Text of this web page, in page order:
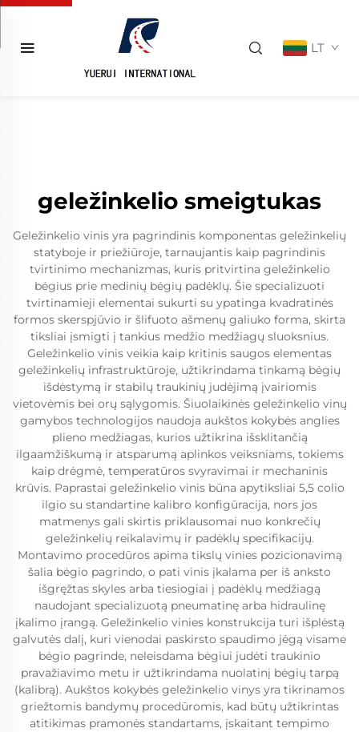
LT
geležinkelio smeigtukas
Geležinkelio vinis yra pagrindinis komponentas geležinkelių
statyboje ir priežiūroje, tarnaujantis kaip pagrindinis
tvirtinimo mechanizmas, kuris pritvirtina geležinkelio
bėgius prie medinių bėgių padėklų. Šie specializuoti
tvirtinamieji elementai sukurti su ypatinga kvadratinės
formos skerspjūvio ir šlifuoto ašmenų galiuko forma, skirta
tiksliai įsmigti į tankius medžio medžiagų sluoksnius.
Geležinkelio vinis veikia kaip kritinis saugos elementas
geležinkelių infrastruktūroje, užtikrindama tinkamą bėgių
išdėstymą ir stabilų traukinių judėjimą įvairiomis
vietovėmis bei orų sąlygomis. Šiuolaikinės geležinkelio vinų
gamybos technologijos naudoja aukštos kokybės anglies
plieno medžiagas, kurios užtikrina išsklitančią
ilgaamžiškumą ir atsparumą aplinkos veiksniams, tokiems
kaip drėgmė, temperatūros svyravimai ir mechaninis
krūvis. Paprastai geležinkelio vinis būna apytiksliai 5,5 colio
ilgio su standartine kalibro konfigūracija, nors jos
matmenys gali skirtis priklausomai nuo konkrečių
geležinkelių reikalavimų ir padėklų specifikacijų.
Montavimo procedūros apima tikslų vinies pozicionavimą
šalia bėgio pagrindo, o pati vinis įkalama per iš anksto
išgręžtas skyles arba tiesiogiai į padėklų medžiagą
naudojant specializuotą pneumatinę arba hidraulinę
įkalimo įrangą. Geležinkelio vinies konstrukcija turi išplėstą
galvutės dalį, kuri vienodai paskirsto spaudimo jėgą visame
bėgio pagrinde, neleisdama bėgiui judėti traukinio
pravažiavimo metu ir užtikrindama nuolatinį bėgių tarpą
(kalibrą). Aukštos kokybės geležinkelio vinys yra tikrinamos
griežtomis bandymų procedūromis, kad būtų užtikrintas
atitikimas pramonės standartams, įskaitant tempimo